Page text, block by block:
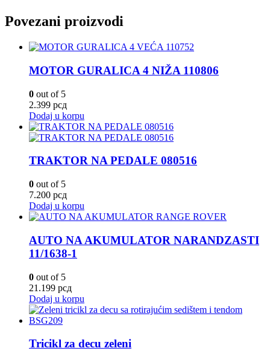
Povezani proizvodi
MOTOR GURALICA 4 NIŽA 110806
0 out of 5
2.399 рсд
Dodaj u korpu
TRAKTOR NA PEDALE 080516
0 out of 5
7.200 рсд
Dodaj u korpu
AUTO NA AKUMULATOR NARANDZASTI
11/1638-1
0 out of 5
21.199 рсд
Dodaj u korpu
Tricikl za decu zeleni